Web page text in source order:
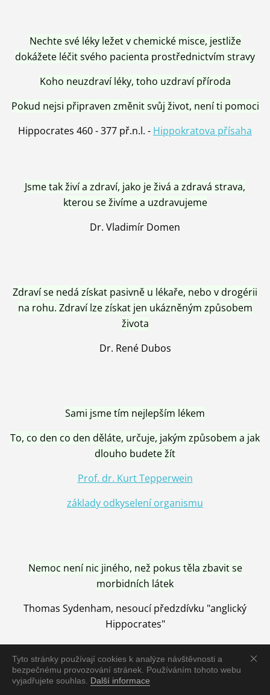
Tyto stránky používají cookies k analýze návštěvnosti a
bezpečnému provozování stránek. Používáním tohoto webu
vyjadřujete souhlas. Další informace
Nechte své léky ležet v chemické misce, jestliže
dokážete léčit svého pacienta prostřednictvím stravy
Koho neuzdraví léky, toho uzdraví příroda
Pokud nejsi připraven změnit svůj život, není ti pomoci
Hippocrates 460 - 377 př.n.l. - Hippokratova přísaha
Jsme tak živí a zdraví, jako je živá a zdravá strava,
kterou se živíme a uzdravujeme
Dr. Vladimír Domen
Zdraví se nedá získat pasivně u lékaře, nebo v drogérii
na rohu. Zdraví lze získat jen ukázněným způsobem
života
Dr. René Dubos
Sami jsme tím nejlepším lékem
To, co den co den děláte, určuje, jakým způsobem a jak
dlouho budete žít
Prof. dr. Kurt Tepperwein
základy odkyselení organismu
Nemoc není nic jiného, než pokus těla zbavit se
morbidních látek
Thomas Sydenham, nesoucí předzdívku "anglický
Hippocrates"
Nemoc je vyléčena jen pomocí Přírody, neutralizací a